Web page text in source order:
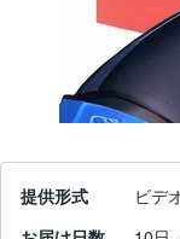
提供形式
ビデ